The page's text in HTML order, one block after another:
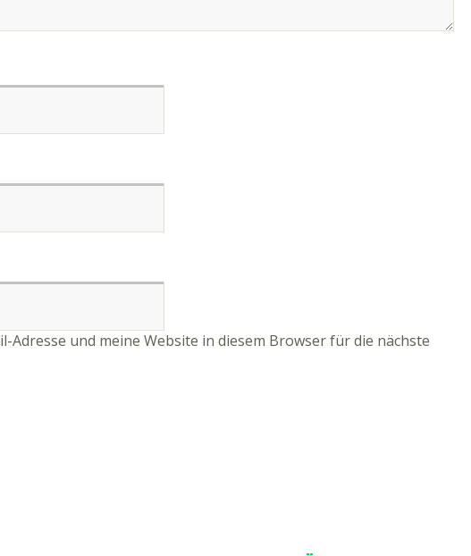
Adresse und meine Website in diesem Browser für die nächste